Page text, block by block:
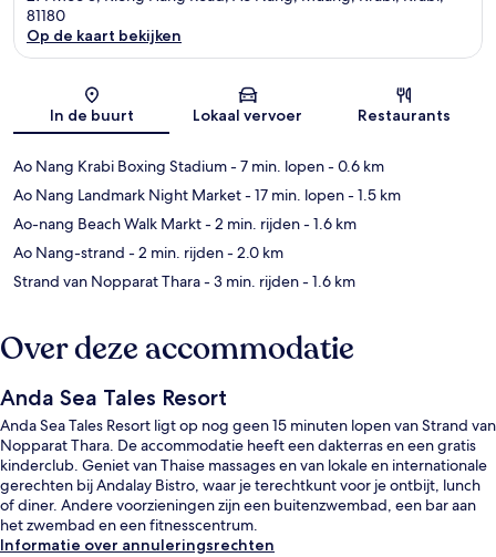
81180
Op de kaart bekijken
In de buurt Lokaal vervoer Restaurants
Ao Nang Krabi Boxing Stadium- 7 min. lopen- 0.6 km
Ao Nang Landmark Night Market- 17 min. lopen- 1.5 km
Ao-nang Beach Walk Markt- 2 min. rijden- 1.6 km
Ao Nang-strand - 2 min. rijden- 2.0 km
Strand van Nopparat Thara- 3 min. rijden- 1.6 km
Over deze accommodatie
Anda Sea Tales Resort
Anda Sea Tales Resort ligt op nog geen 15 minuten lopen van Strand van
Nopparat Thara. De accommodatie heeft een dakterras en een gratis
kinderclub. Geniet van Thaise massages en van lokale en internationale
gerechten bij Andalay Bistro, waar je terechtkunt voor je ontbijt, lunch
of diner. Andere voorzieningen zijn een buitenzwembad, een bar aan
het zwembad en een fitnesscentrum.
Informatie over annuleringsrechten